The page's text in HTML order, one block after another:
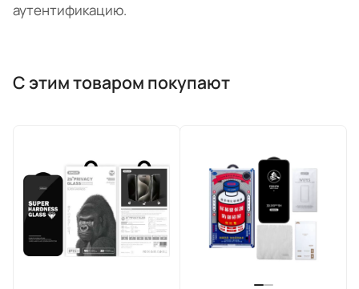
аутентификацию.
С этим товаром покупают